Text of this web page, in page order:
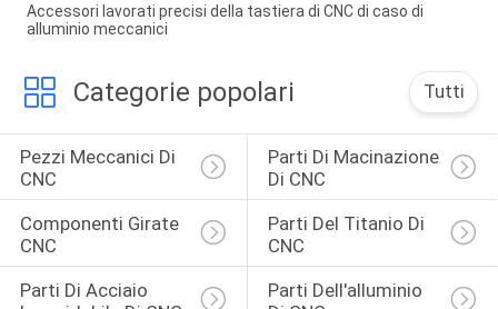
Accessori lavorati precisi della tastiera di CNC di caso di
alluminio meccanici
Categorie popolari Tutti
Pezzi Meccanici Di
CNC
Parti Di Macinazione
Di CNC
Componenti Girate
CNC
Parti Del Titanio Di
CNC
Parti Di Acciaio
Parti Dell'alluminio